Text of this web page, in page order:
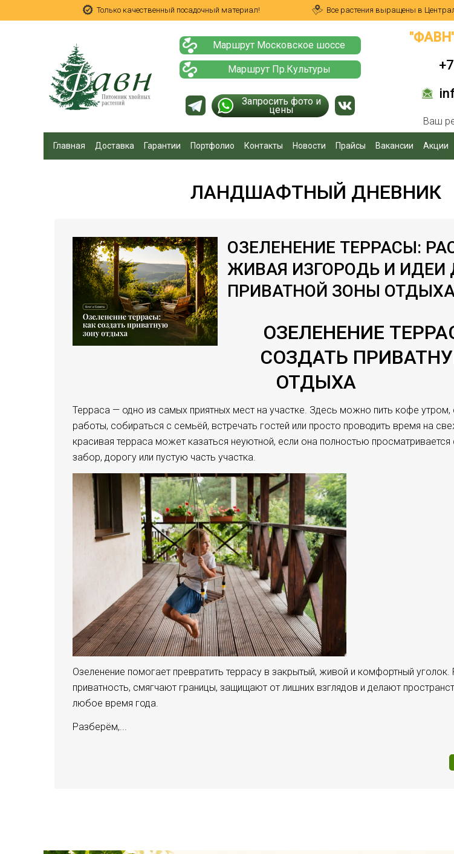
Только качественный посадочный материал! Все растения выращены в
Маршрут Московское шоссе
Маршрут Пр.Культуры
Запросить фото и
цены
Ваш
Главная Доставка Гарантии Портфолио Контакты Новости Прайсы Вакансии Акции
ЛАНДШАФТНЫЙ ДНЕВНИК
ОЗЕЛЕНЕНИЕ ТЕРРАСЫ:
ЖИВАЯ ИЗГОРОДЬ И ИДЕИ
ПРИВАТНОЙ ЗОНЫ
ОЗЕЛЕНЕНИЕ
СОЗДАТЬ
ОТДЫХА
Терраса — одно из самых приятных мест на участке. Здесь можно пить кофе утром,
работы, собираться с семьёй, встречать гостей или просто проводить время на
красивая терраса может казаться неуютной, если она полностью
забор, дорогу или пустую часть участка.
Озеленение помогает превратить террасу в закрытый, живой и комфортный уголок.
приватность, смягчают границы, защищают от лишних взглядов и делают
любое время года.
Разберём,...